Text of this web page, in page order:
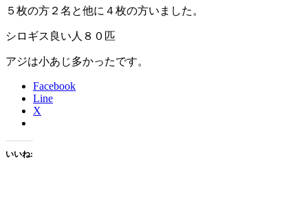
５枚の方２名と他に４枚の方いました。
シロギス良い人８０匹
アジは小あじ多かったです。
Facebook
Line
X
いいね: